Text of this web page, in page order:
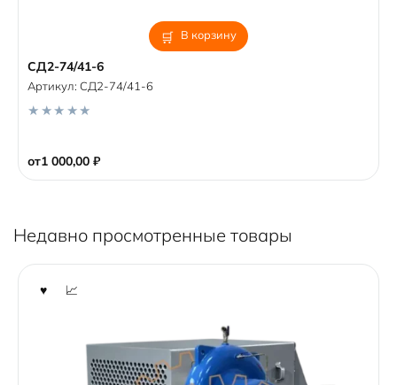
В корзину
СД2-74/41-6
от1 000,00 ₽
Артикул: СД2-74/41-6
u
t
Недавно просмотренные товары